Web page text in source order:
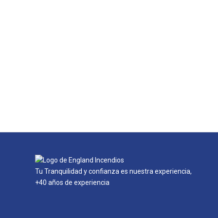
Tu Tranquilidad y confianza es nuestra experiencia,
+40 años de experiencia